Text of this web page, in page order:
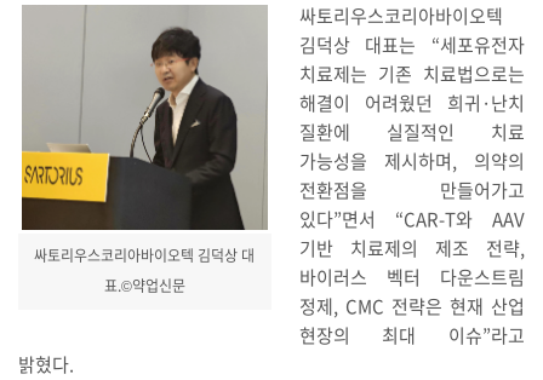
싸토리우스코리아바이오텍 김덕상 대
표.©약업신문
싸토리우스코리아바이오텍
김덕상 대표는 “세포유전자
치료제는 기존 치료법으로는
해결이 어려웠던 희귀·난치
질환에 실질적인 치료
가능성을 제시하며, 의약의
전환점을 만들어가고
있다”면서 “CAR-T와 AAV
기반 치료제의 제조 전략,
바이러스 벡터 다운스트림
정제, CMC 전략은 현재 산업
현장의 최대 이슈”라고
밝혔다.